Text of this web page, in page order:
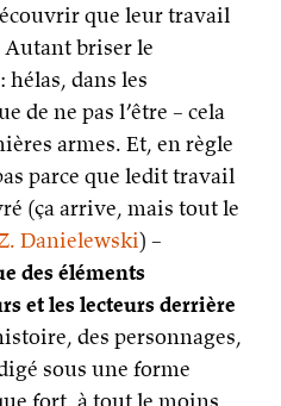
que leur travail
Autant briser le
hélas, dans les
de ne pas l’être – cela
armes. Et, en règle
parce que ledit travail
(ça arrive, mais tout le
Danielewski) –
des éléments
et les lecteurs derrière
des personnages,
sous une forme